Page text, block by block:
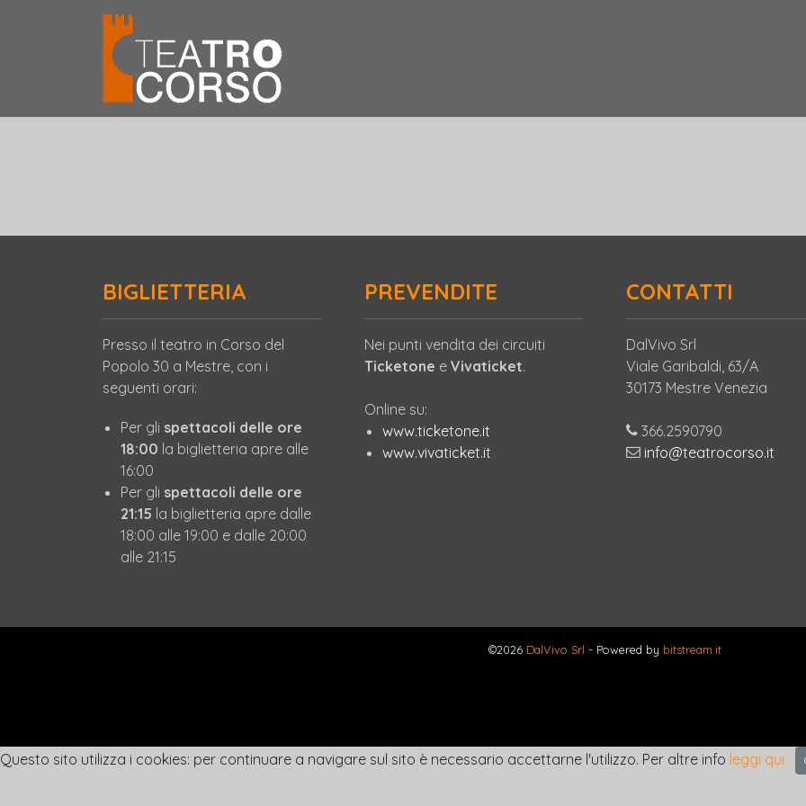
BIGLIETTERIA
Presso il teatro in Corso del
Popolo 30 a Mestre, con i
seguenti orari:
Per gli spettacoli delle ore
18:00 la biglietteria apre alle
16:00
Per gli spettacoli delle ore
21:15 la biglietteria apre dalle
18:00 alle 19:00 e dalle 20:00
alle 21:15
PREVENDITE
Nei punti vendita dei circuiti
Ticketone e Vivaticket.
Online su:
www.ticketone.it
www.vivaticket.it
CONTATTI
DalVivo Srl
Viale Garibaldi, 63/A
30173 Mestre Venezia
366.2590790
info@teatrocorso.it
©2026 DalVivo Srl - Powered by bitstream.it
Questo sito utilizza i cookies: per continuare a navigare sul sito è necessario accettarne l'utilizzo. Per altre info leggi qui